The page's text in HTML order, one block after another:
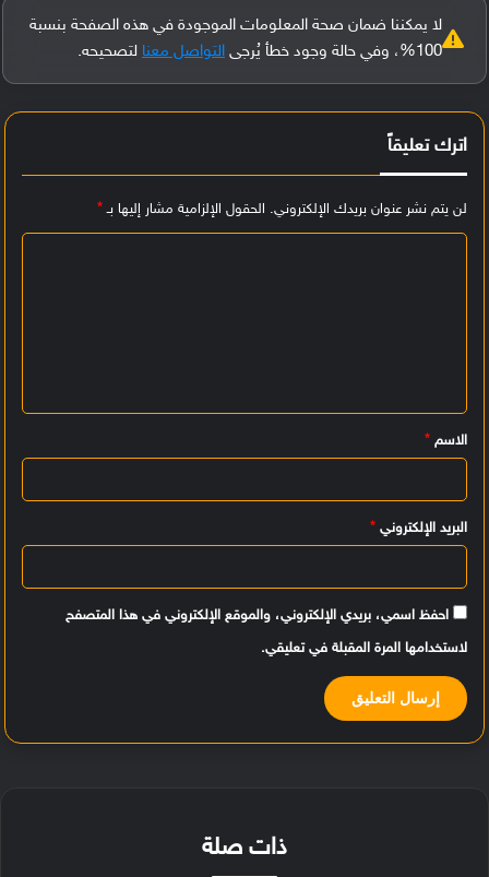
لا يمكننا ضمان صحة المعلومات الموجودة في هذه الصفحة بنسبة
100%، وفي حالة وجود خطأ يُرجى
التواصل معنا لتصحيحه.
اترك تعليقاً
لن يتم نشر عنوان بريدك الإلكتروني. الحقول الإلزامية مشار إليها بـ*
ي
ق
الاسم *
البريد الإلكتروني *
احفظ اسمي، بريدي الإلكتروني، والموقع الإلكتروني في هذا المتصفح
لاستخدامها المرة المقبلة في تعليقي.
ذات صلة